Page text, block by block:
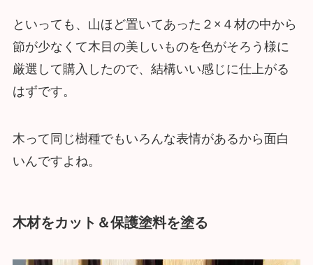
といっても、山ほど置いてあった２×４材の中から
節が少なくて木目の美しいものを色がそろう様に
厳選して購入したので、結構いい感じに仕上がる
はずです。
木って同じ樹種でもいろんな表情があるから面白
いんですよね。
木材をカット＆保護塗料を塗る